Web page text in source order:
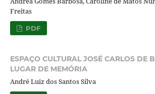
Freitas
PDF
ESPAÇO CULTURAL JOSÉ CARLOS DE
LUGAR DE MEMÓRIA
André Luiz dos Santos Silva